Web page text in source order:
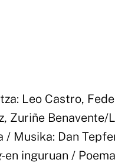
Leo Castro,
Zuriñe Benavente/
/ Musika: Dan
-en inguruan /